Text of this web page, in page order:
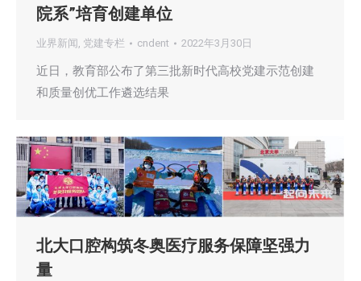
院系”培育创建单位
业界新闻 , 党建专栏 cndent 2022年3月30日
近日，教育部公布了第三批新时代高校党建示范创建
和质量创优工作遴选结果
北大口腔构筑冬奥医疗服务保障坚强力
量